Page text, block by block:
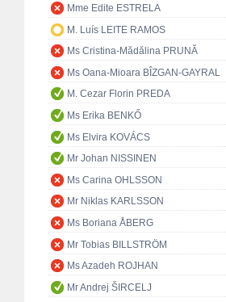
Mme Edite ESTRELA
M. Luís LEITE RAMOS
Ms Cristina-Mădălina PRUNĂ
Ms Oana-Mioara BÎZGAN-GAYRAL
M. Cezar Florin PREDA
Ms Erika BENKŐ
Ms Elvira KOVÁCS
Mr Johan NISSINEN
Ms Carina OHLSSON
Mr Niklas KARLSSON
Ms Boriana ÅBERG
Mr Tobias BILLSTRÖM
Ms Azadeh ROJHAN
Mr Andrej ŠIRCELJ